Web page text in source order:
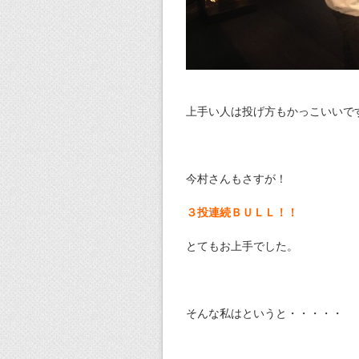
上手い人は投げ方もかっこいいで
今村さんもさすが！
３投連続ＢＵＬＬ！！
とてもお上手でした。
そんな私はというと・・・・・